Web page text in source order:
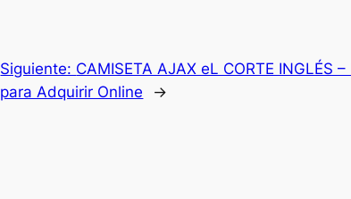
Siguiente: CAMISETA AJAX eL CORTE INGLÉS
para Adquirir Online
→